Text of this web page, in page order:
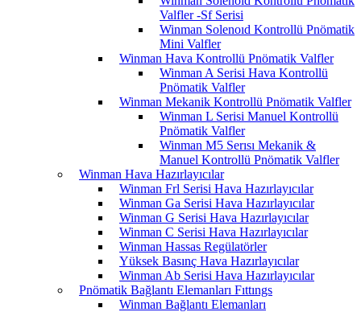
Valfler -Sf Serisi
Winman Solenoıd Kontrollü Pnömatik
Mini Valfler
Winman Hava Kontrollü Pnömatik Valfler
Winman A Serisi Hava Kontrollü
Pnömatik Valfler
Winman Mekanik Kontrollü Pnömatik Valfler
Winman L Serisi Manuel Kontrollü
Pnömatik Valfler
Winman M5 Serısı Mekanik &
Manuel Kontrollü Pnömatik Valfler
Winman Hava Hazırlayıcılar
Winman Frl Serisi Hava Hazırlayıcılar
Winman Ga Serisi Hava Hazırlayıcılar
Winman G Serisi Hava Hazırlayıcılar
Winman C Serisi Hava Hazırlayıcılar
Winman Hassas Regülatörler
Yüksek Basınç Hava Hazırlayıcılar
Winman Ab Serisi Hava Hazırlayıcılar
Pnömatik Bağlantı Elemanları Fıttıngs
Winman Bağlantı Elemanları